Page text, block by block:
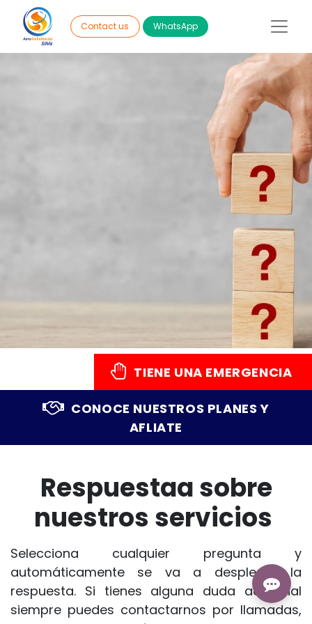
Contact us WhatsApp
TIENE UNA EMERGENCIA
CONOCE NUESTROS PLANES Y
AFLIATE
Respuestaa sobre
nuestros servicios
Selecciona cualquier pregunta y
automáticamente se va a desplegar la
respuesta. Si tienes alguna duda adicional
siempre puedes contactarnos por llamadas,